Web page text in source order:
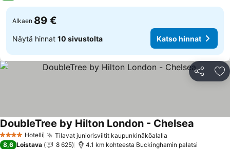
Alkaen 89 €
Näytä hinnat 10 sivustolta Katso hinnat
Jaa
4 Tähtiluokitus
Hotelli Tilavat juniorisviitit kaupunkinäköalalla
DoubleTree by Hilton London - Chelsea
8,6 Loistava 8 625 4.1 km kohteesta Buckinghamin palatsi